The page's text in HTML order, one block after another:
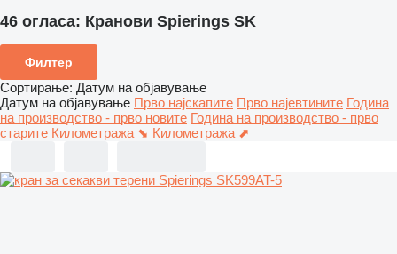
46 огласа: Кранови Spierings SK
Филтер
Сортирање: Датум на објавување
Датум на објавување Прво најскапите Прво најевтините Година
на производство - прво новите Година на производство - прво
старите Километража ⬊ Километража ⬈